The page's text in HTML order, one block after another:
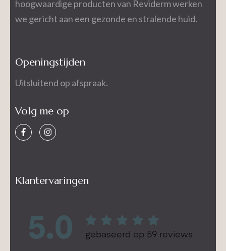
hoogwaardige producten van Reviderm werken
we gericht aan een gezonde en stralende huid.
Openingstijden
Uitsluitend op afspraak.
Volg me op
Klantervaringen